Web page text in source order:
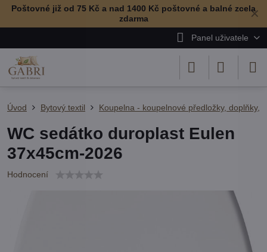
✕
Poštovné již od 75 Kč a nad 1400 Kč poštovné a balné zcela
zdarma
Panel uživatele
Úvod Bytový textil Koupelna - koupelnové předložky, doplňky,
WC sedátko duroplast Eulen
37x45cm-2026
Hodnocení